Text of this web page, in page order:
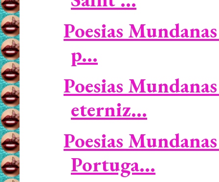
Poesias
p...
Poesias
eterniz...
Poesias
Portuga...